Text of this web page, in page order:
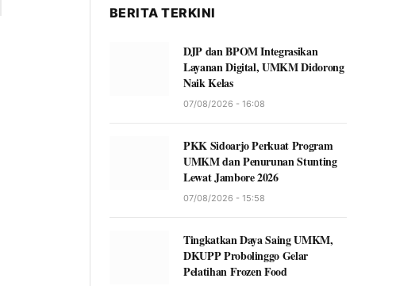
BERITA TERKINI
DJP dan BPOM Integrasikan
Layanan Digital, UMKM Didorong
Naik Kelas
07/08/2026 - 16:08
PKK Sidoarjo Perkuat Program
UMKM dan Penurunan Stunting
Lewat Jambore 2026
07/08/2026 - 15:58
Tingkatkan Daya Saing UMKM,
DKUPP Probolinggo Gelar
Pelatihan Frozen Food